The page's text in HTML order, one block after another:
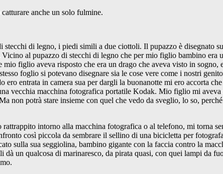
anche un solo fulmine.
stecchi di legno, i piedi simili a due ciottoli. Il pupazzo è disegnato
al pupazzo di stecchi di legno che per mio figlio bambino era
figlio aveva risposto che era un drago che aveva visto in
foglio si potevano disegnare sia le cose vere come i nostri
entrata in camera sua per dargli la buonanotte mi ero accorta
vecchia macchina fotografica portatile Kodak. Mio figlio mi
non potrà stare insieme con quel che vedo da sveglio, lo so,
intorno alla macchina fotografica o al telefono, mi torna
così piccola da sembrare il sellino di una bicicletta per
sulla sua seggiolina, bambino gigante con la faccia contro la
un qualcosa di marinaresco, da pirata quasi, con quei lampi da